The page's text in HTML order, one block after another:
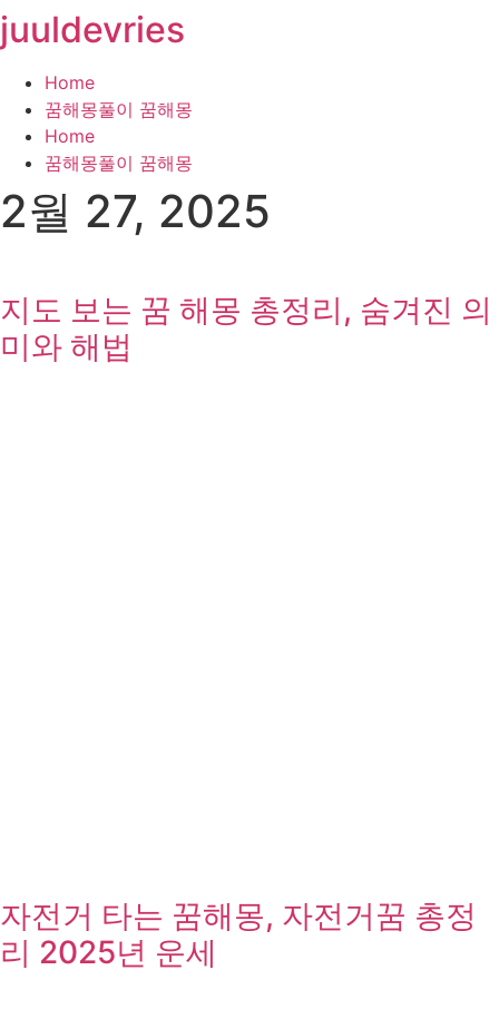
콘
텐
기
juuldevries
Home
꿈해몽풀이 꿈해몽
Home
꿈해몽풀이 꿈해몽
2월 27, 2025
지도 보는 꿈 해몽 총정리, 숨겨진 의
미와 해법
자전거 타는 꿈해몽, 자전거꿈 총정
리 2025년 운세